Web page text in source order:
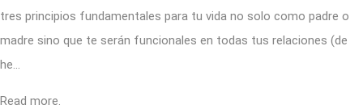
tres principios fundamentales para tu vida no solo como padre o
madre sino que te serán funcionales en todas tus relaciones (de
he…
Read more.